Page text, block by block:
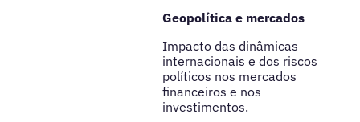
Geopolítica e mercados
Impacto das dinâmicas
internacionais e dos riscos
políticos nos mercados
financeiros e nos
investimentos.